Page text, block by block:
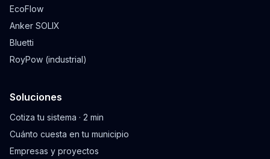
EcoFlow
Anker SOLIX
Bluetti
RoyPow (industrial)
Soluciones
Cotiza tu sistema · 2 min
Cuánto cuesta en tu municipio
Empresas y proyectos